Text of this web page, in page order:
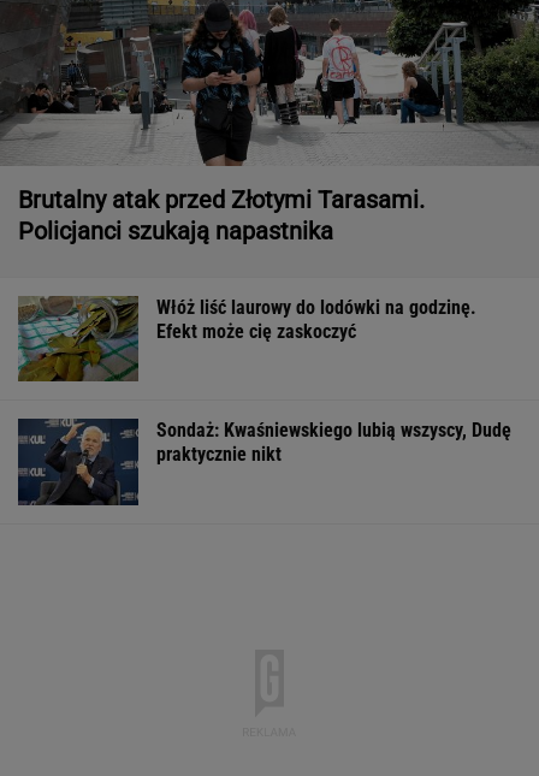
Brutalny atak przed Złotymi Tarasami.
Policjanci szukają napastnika
Włóż liść laurowy do lodówki na godzinę.
Efekt może cię zaskoczyć
Sondaż: Kwaśniewskiego lubią wszyscy, Dudę
praktycznie nikt